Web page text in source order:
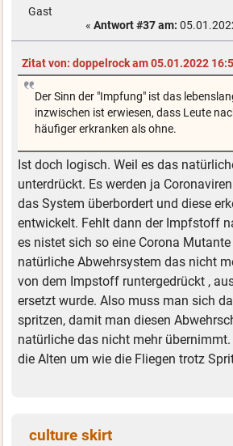
Gast
« Antwort #37 am:
Zitat von: doppelrock am 05.01.2022
Der Sinn der "Impfung" ist das
inzwischen ist erwiesen, dass Leute
häufiger erkranken als ohne.
Ist doch logisch. Weil es das
unterdrückt. Es werden ja
das System überbordert und diese
entwickelt. Fehlt dann der Impfstoff
es nistet sich so eine Corona
natürliche Abwehrsystem das nicht
von dem Impstoff runtergedrückt ,
ersetzt wurde. Also muss man sich
spritzen, damit man diesen
natürliche das nicht mehr
die Alten um wie die Fliegen trotz
culture skirt